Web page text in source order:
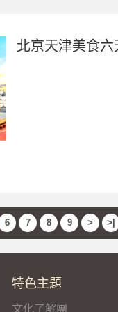
北京天津美食六
6 7 8 9 > >|
特色主題
文化了解團